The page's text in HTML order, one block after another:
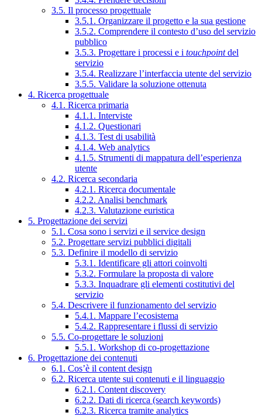
3.5. Il processo progettuale
3.5.1. Organizzare il progetto e la sua gestione
3.5.2. Comprendere il contesto d’uso del servizio
pubblico
3.5.3. Progettare i processi e i touchpointdel
servizio
3.5.4. Realizzare l’interfaccia utente del servizio
3.5.5. Validare la soluzione ottenuta
4. Ricerca progettuale
4.1. Ricerca primaria
4.1.1. Interviste
4.1.2. Questionari
4.1.3. Test di usabilità
4.1.4. Web analytics
4.1.5. Strumenti di mappatura dell’esperienza
utente
4.2. Ricerca secondaria
4.2.1. Ricerca documentale
4.2.2. Analisi benchmark
4.2.3. Valutazione euristica
5. Progettazione dei servizi
5.1. Cosa sono i servizi e il service design
5.2. Progettare servizi pubblici digitali
5.3. Definire il modello di servizio
5.3.1. Identificare gli attori coinvolti
5.3.2. Formulare la proposta di valore
5.3.3. Inquadrare gli elementi costitutivi del
servizio
5.4. Descrivere il funzionamento del servizio
5.4.1. Mappare l’ecosistema
5.4.2. Rappresentare i flussi di servizio
5.5. Co-progettare le soluzioni
5.5.1. Workshop di co-progettazione
6. Progettazione dei contenuti
6.1. Cos’è il content design
6.2. Ricerca utente sui contenuti e il linguaggio
6.2.1. Content discovery
6.2.2. Dati di ricerca (search keywords)
6.2.3. Ricerca tramite analytics